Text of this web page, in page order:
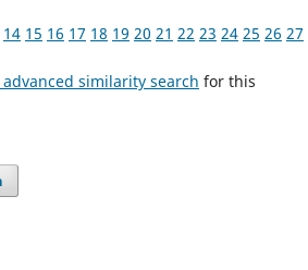
14 15 16 17 18 19 20 21 22 23 24 25 26 27
similarity search for this